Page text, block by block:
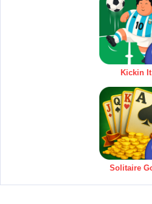
Kickin It
Solitaire